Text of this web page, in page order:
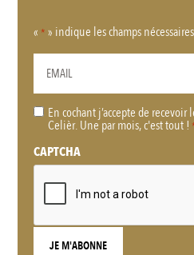
« * » indique les champs nécessaires
RGPDEn cochant j’accepte de
Celièr. Une par mois, c'est tout !
CAPTCHA